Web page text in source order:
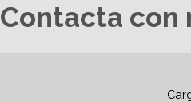
Contacta con